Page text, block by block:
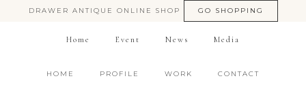
DRAWER ANTIQUE ONLINE SHOP GO SHOPPING
Home Event News Media
HOME PROFILE WORK CONTACT